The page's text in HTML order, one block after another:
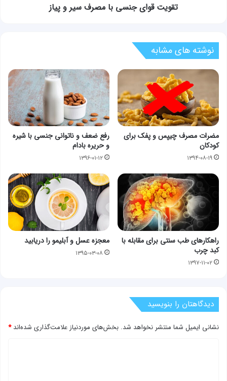
تقویت قوای جنسی با مصرف سیر و پیاز
نوشته های مشابه
مضرات مصرف چیپس و پفک برای
کودکان
۱۳۹۴-۰۸-۱۹
رفع ضعف و ناتوانی جنسی با شیره
و حریره بادام
۱۳۹۶-۰۱-۱۲
راهکارهای طب سنتی برای مقابله با
کبد چرب
۱۳۹۷-۱۱-۰۲
معجزه عسل و آبلیمو را دریابید
۱۳۹۵-۰۳-۰۸
دیدگاهتان را بنویسید
نشانی ایمیل شما منتشر نخواهد شد. بخش‌های موردنیاز علامت‌گذاری شده‌اند*